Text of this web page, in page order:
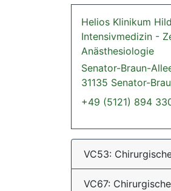
Helios Klinikum
Intensivmedizin -
Anästhesiologie
Senator-Braun-
31135 Senator-
+49 (5121) 894
VC53:
VC67: